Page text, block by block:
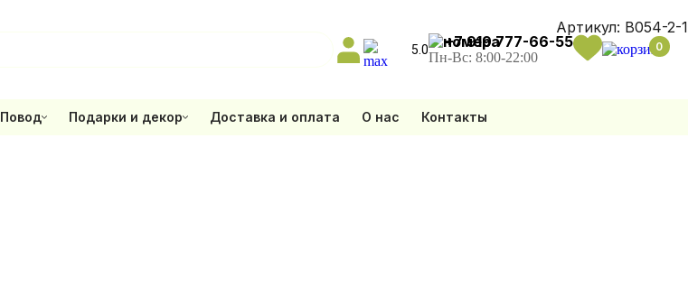
5.0 +7 919 777-66-55
Пн-Вс: 8:00-22:00
0
Повод Подарки и декор Доставка и оплата О нас Контакты
Артикул: B054-2-1